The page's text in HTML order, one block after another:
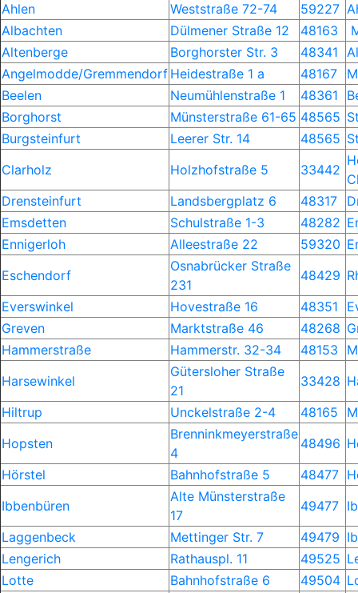
Ahlen
Weststraße 72-74 59227
Albachten
Dülmener Straße 12 48163
Altenberge
Borghorster Str. 3 48341
Angelmodde/Gremmendorf Heidestraße 1 a 48167
Beelen
Neumühlenstraße 1 48361
Borghorst
Münsterstraße 61-65 48565
Burgsteinfurt
Leerer Str. 14 48565
Clarholz
Holzhofstraße 5 33442
Drensteinfurt
Landsbergplatz 6 48317
Emsdetten
Schulstraße 1-3 48282
Ennigerloh
Alleestraße 22 59320
Eschendorf
Osnabrücker Straße
231
48429
Everswinkel
Hovestraße 16 48351
Greven
Marktstraße 46 48268
Hammerstraße
Hammerstr. 32-34 48153
Harsewinkel
Gütersloher Straße
21
33428
Hiltrup
Unckelstraße 2-4 48165
Hopsten
Brenninkmeyerstraße
4
48496
Hörstel
Bahnhofstraße 5 48477
Ibbenbüren
Alte Münsterstraße
17
49477
Laggenbeck
Mettinger Str. 7 49479
Lengerich
Rathauspl. 11 49525
Lotte
Bahnhofstraße 6 49504